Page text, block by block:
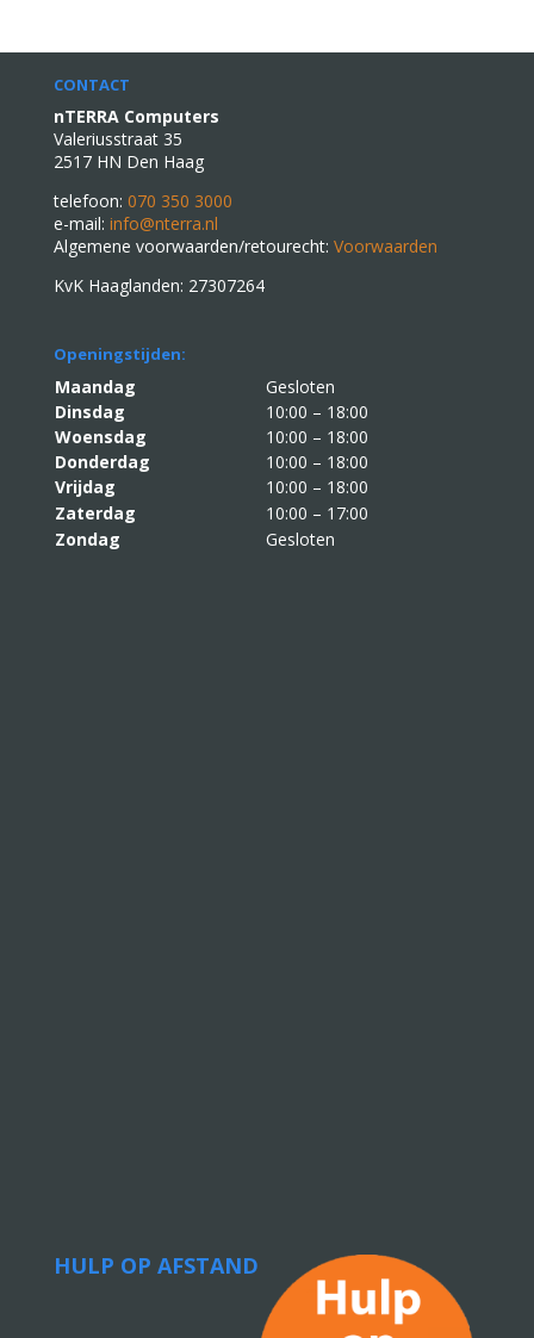
CONTACT
nTERRA Computers
Valeriusstraat 35
2517 HN Den Haag
telefoon: 070 350 3000
e-mail: info@nterra.nl
Algemene voorwaarden/retourecht: Voorwaarden
KvK Haaglanden: 27307264
Openingstijden:
Maandag
Gesloten
Dinsdag
10:00 – 18:00
Woensdag
10:00 – 18:00
Donderdag
10:00 – 18:00
Vrijdag
10:00 – 18:00
Zaterdag
10:00 – 17:00
Zondag
Gesloten
HULP OP AFSTAND